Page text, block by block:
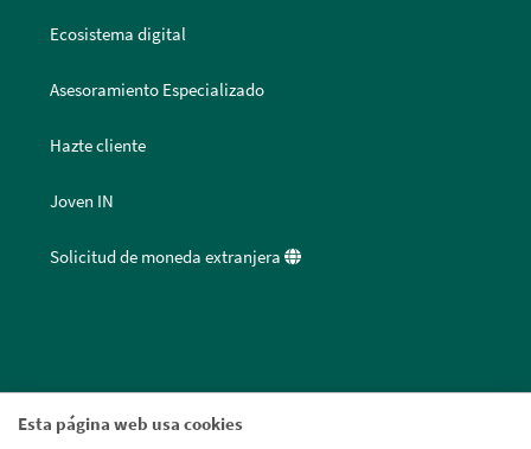
Esta página web usa cookies
Ecosistema digital
Asesoramiento Especializado
Hazte cliente
Joven IN
Solicitud de moneda extranjera